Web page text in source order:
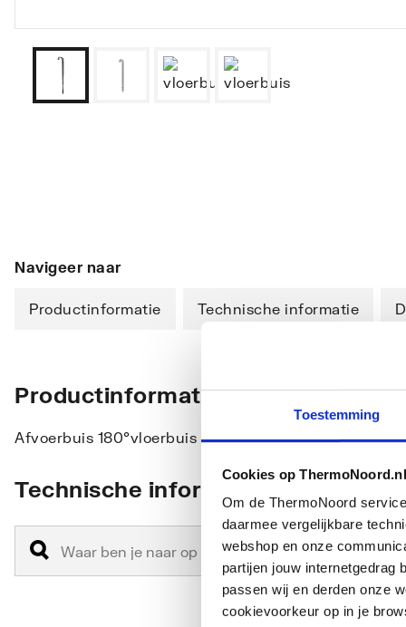
Toestemming
Cookies op ThermoNoord.nl
Om de ThermoNoord
daarmee vergelijkbare
webshop en onze
partijen jouw internetgedrag
passen wij en derden onze
cookievoorkeur op in je
Navigeer naar
Productinformatie Technische informatie
Productinformatie
Afvoerbuis 180°vloerbuis messing verchroomd voor
Technische informatie